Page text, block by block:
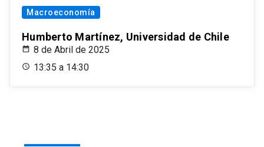
Macroeconomía
Humberto Martínez, Universidad de Chile
8 de Abril de 2025
13:35 a 14:30